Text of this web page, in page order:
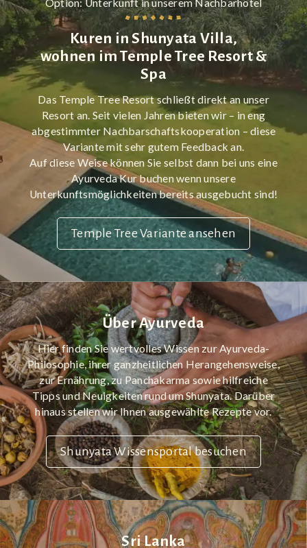
Medizin, Tees, Kräuter etc. für die Nachkur, werden
für Sie ebenfalls individuell von unseren Ayurveda
Ärztinnen nach Rücksprache mit Ihnen
zusammengestellt.
von daher immer wieder ganze Kapitel zum Thema:
„psychologische Ursachen gesundheitlicher
Ungleichgewichte“.
Sicherlich ist es wichtig anzumerken, den persönlichen,
seelischen Prozess zu beobachten, zu spüren und
wahrzunehmen. Äußere Erfahrungen und innere
Prozesse lassen sich bei der Rückkehr in die Heimat
durch professionelle Begleitung achtsam verarbeiten.
Option: Unterkunft in unserem Nachbarhotel
Kuren in Shunyata Villa,
wohnen im Temple Tree Resort &
Spa
Das Temple Tree Resort schließt direkt an unser
Resort an. Seit vielen Jahren bieten wir – in eng
abgestimmter Nachbarschaftskooperation – diese
Variante mit sehr gutem Feedback an.
Auf diese Weise können Sie selbst dann bei uns eine
Ayurveda Kur buchen wenn unsere
Unterkunftsmöglichkeiten bereits ausgebucht sind!
Temple Tree Variante ansehen
Über Ayurveda
Hier finden Sie wertvolles Wissen zur Ayurveda-
Philosophie, ihrer ganzheitlichen Herangehensweise,
zur Ernährung, zu Panchakarma sowie hilfreiche
Tipps und Neuigkeiten rund um Shunyata. Darüber
hinaus stellen wir Ihnen ausgewählte Rezepte vor.
Shunyata Wissensportal besuchen
Sri Lanka